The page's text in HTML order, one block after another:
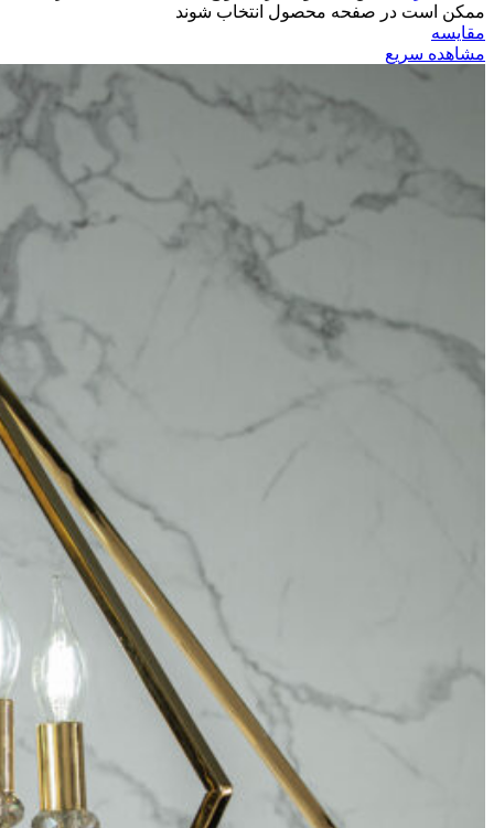
ممکن است در صفحه محصول انتخاب شوند
مقایسه
مشاهده سریع